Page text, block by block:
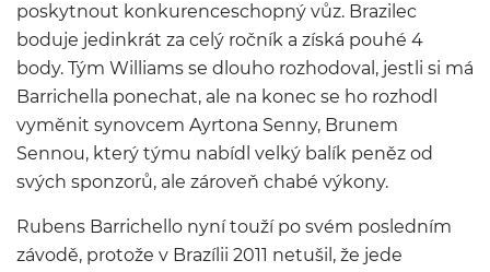
poskytnout konkurenceschopný vůz. Brazilec
boduje jedinkrát za celý ročník a získá pouhé 4
body. Tým Williams se dlouho rozhodoval, jestli si má
Barrichella ponechat, ale na konec se ho rozhodl
vyměnit synovcem Ayrtona Senny, Brunem
Sennou, který týmu nabídl velký balík peněz od
svých sponzorů, ale zároveň chabé výkony.
Rubens Barrichello nyní touží po svém posledním
závodě, protože v Brazílii 2011 netušil, že jede